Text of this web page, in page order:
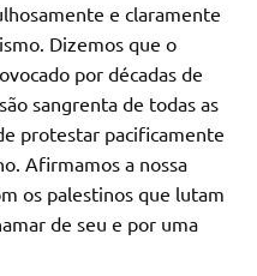
e claramente
Dizemos que o
por décadas de
sangrenta de todas as
protestar pacificamente
Afirmamos a nossa
os palestinos que lutam
de seu e por uma